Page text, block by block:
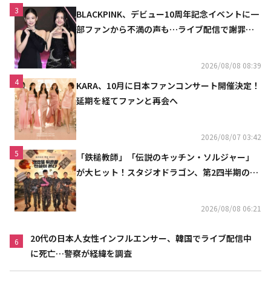
3
BLACKPINK、デビュー10周年記念イベントに一
部ファンから不満の声も…ライブ配信で謝罪
2026/08/08 08:39
4
KARA、10月に日本ファンコンサート開催決定！
延期を経てファンと再会へ
2026/08/07 03:42
5
「鉄槌教師」「伝説のキッチン・ソルジャー」
が大ヒット！スタジオドラゴン、第2四半期の売
2026/08/08 06:21
6
20代の日本人女性インフルエンサー、韓国でライブ配信中
に死亡…警察が経緯を調査